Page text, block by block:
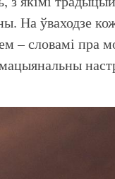
На ўваходзе
– словамі пра